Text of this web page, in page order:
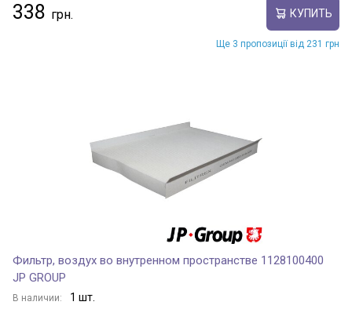
338 КУПИТЬ
Ще 3 пропозиції від 231 грн
Фильтр, воздух во внутренном пространстве 1128100400
JP GROUP
В наличии: 1 шт.